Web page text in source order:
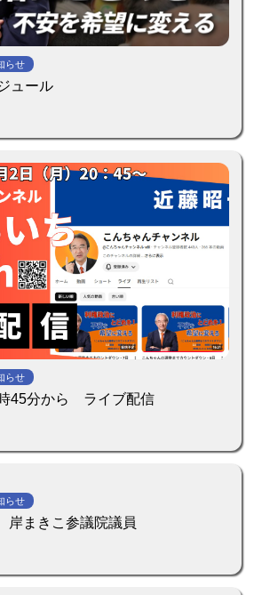
らせ
ュール
らせ
45分から ライブ配信
らせ
まきこ参議院議員